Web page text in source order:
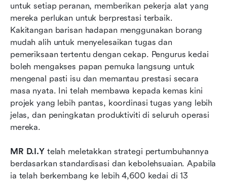
untuk setiap peranan, memberikan pekerja alat yang
mereka perlukan untuk berprestasi terbaik.
Kakitangan barisan hadapan menggunakan borang
mudah alih untuk menyelesaikan tugas dan
pemeriksaan tertentu dengan cekap. Pengurus kedai
boleh mengakses papan pemuka langsung untuk
mengenal pasti isu dan memantau prestasi secara
masa nyata. Ini telah membawa kepada kemas kini
projek yang lebih pantas, koordinasi tugas yang lebih
jelas, dan peningkatan produktiviti di seluruh operasi
mereka.
MR D.I.Y telah meletakkan strategi pertumbuhannya
berdasarkan standardisasi dan kebolehsuaian. Apabila
ia telah berkembang ke lebih 4,600 kedai di 13